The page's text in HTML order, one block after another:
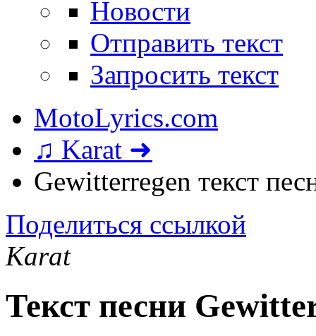
Новости
Отправить текст
Запросить текст
MotoLyrics.com
♫ Karat ➜
Gewitterregen текст
Поделиться ссылкой
Karat
Текст песни